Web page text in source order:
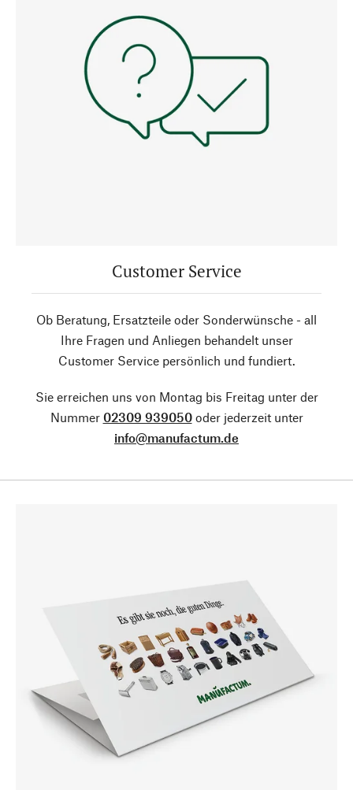
Customer Service
Ob Beratung, Ersatzteile oder Sonderwünsche - all
Ihre Fragen und Anliegen behandelt unser
Customer Service persönlich und fundiert.
Sie erreichen uns von Montag bis Freitag unter der
Nummer 02309 939050oder jederzeit unter
info@manufactum.de